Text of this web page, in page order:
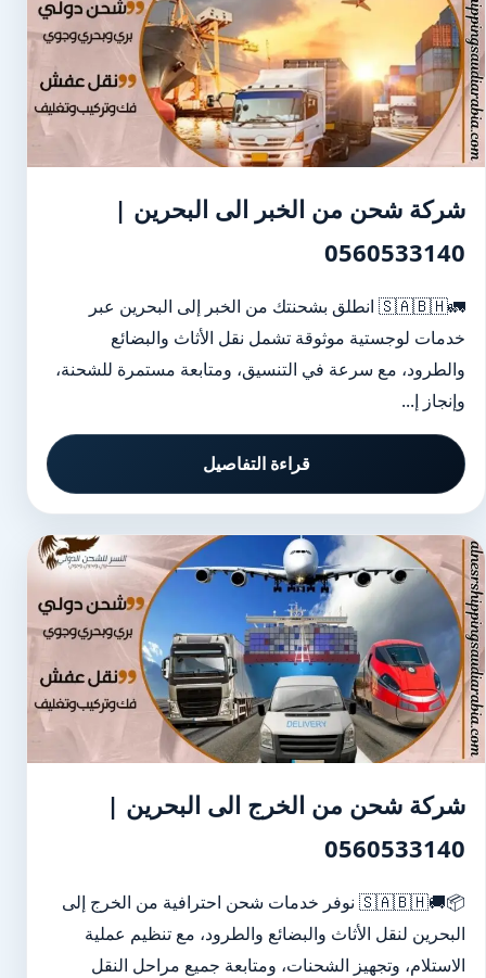
شركة شحن من الخبر الى البحرين |
0560533140
🚛🇸🇦🇧🇭 انطلق بشحنتك من الخبر إلى البحرين عبر
خدمات لوجستية موثوقة تشمل نقل الأثاث والبضائع
والطرود، مع سرعة في التنسيق، ومتابعة مستمرة للشحنة،
وإنجاز إ...
قراءة التفاصيل
شركة شحن من الخرج الى البحرين |
0560533140
📦🚚🇸🇦🇧🇭 نوفر خدمات شحن احترافية من الخرج إلى
البحرين لنقل الأثاث والبضائع والطرود، مع تنظيم عملية
الاستلام، وتجهيز الشحنات، ومتابعة جميع مراحل النقل